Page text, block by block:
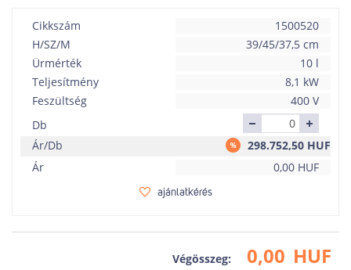
Cikkszám
1500520
H/SZ/M
39/45/37,5 cm
Ürmérték
10 l
Teljesítmény
8,1 kW
Feszültség
400 V
Db
Ár/Db
298.752,50 HUF
Ár
0,00 HUF
ajánlatkérés
Végösszeg: 0,00 HUF